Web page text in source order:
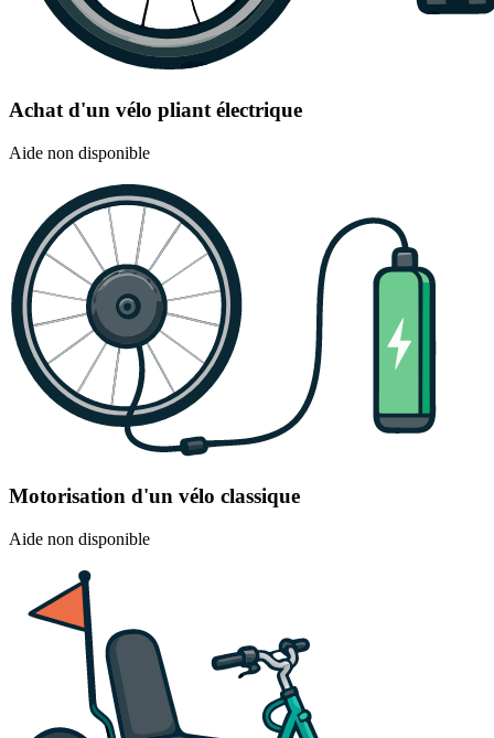
Achat d'un vélo pliant électrique
Aide non disponible
Motorisation d'un vélo classique
Aide non disponible